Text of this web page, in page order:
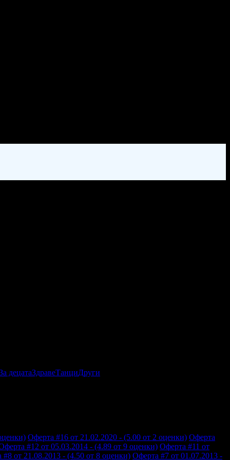
децатаЗдравеТанциДруги
Оферта #16 от 21.02.2020 - (5.00 от 2 оценки) Оферта
#12 от 05.03.2014 - (4.89 от 9 оценки) Оферта #11 от
#8 от 21.08.2013 - (4.50 от 8 оценки) Оферта #7 от 01.07.2013 -